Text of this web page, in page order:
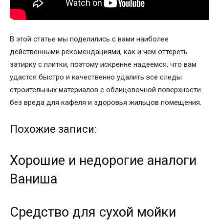
В этой статье мы поделились с вами наиболее
действенными рекомендациями, как и чем оттереть
затирку с плитки, поэтому искренне надеемся, что вам
удастся быстро и качественно удалить все следы
строительных материалов с облицовочной поверхности
без вреда для кафеля и здоровья жильцов помещения.
Похожие записи:
Хорошие и недорогие аналоги
Ваниша
Cредство для сухой мойки